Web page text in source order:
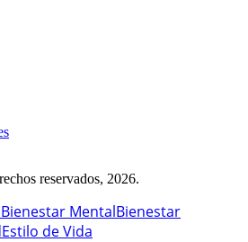
reservados, 2026.
Bienestar MentalBienestar
Estilo de Vida